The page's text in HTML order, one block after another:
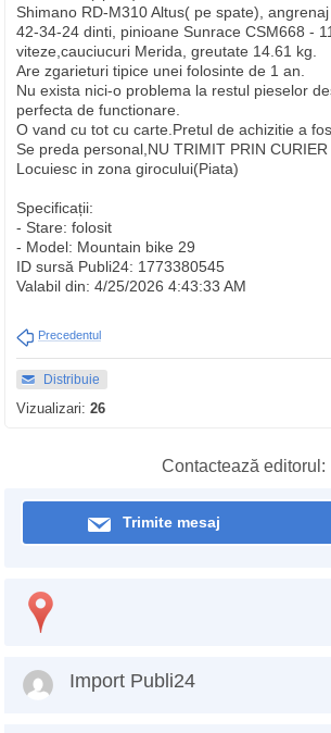
Shimano RD-M310 Altus( pe spate),
42-34-24 dinti, pinioane Sunrace CSM668 -
viteze,cauciucuri Merida, greutate 14.61 kg.
Are zgarieturi tipice unei folosinte de 1 an.
Nu exista nici-o problema la restul pieselor
perfecta de functionare.
O vand cu tot cu carte.Pretul de achizitie a
Se preda personal,NU TRIMIT PRIN CURIER
Locuiesc in zona girocului(Piata)
Specificații:
- Stare: folosit
- Model: Mountain bike 29
ID sursă Publi24: 1773380545
Valabil din: 4/25/2026 4:43:33 AM
Precedentul
Distribuie
Vizualizari: 26
Contactează editorul:
Trimite mesaj
Import Publi24